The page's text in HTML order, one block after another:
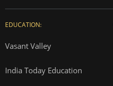
EDUCATION:
Vasant Valley
India Today Education